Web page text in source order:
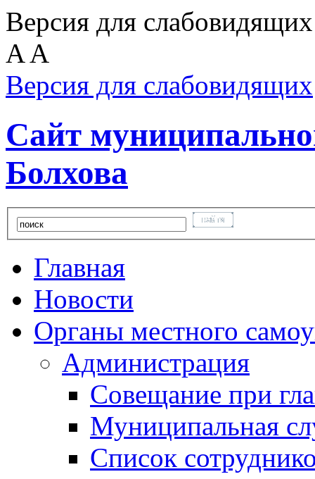
Версия для
A A
Версия для слабовидящих
Сайт
Болхова
Главная
Новости
Органы местного
Администрация
Совещание при
Муниципальная
Список